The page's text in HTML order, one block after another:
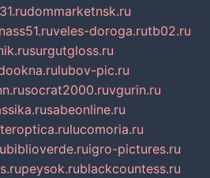
dommarketnsk.ru
veles-doroga.rutb02.ru
surgutgloss.ru
lubov-pic.ru
socrat2000.ruvgurin.ru
sabeonline.ru
lucomoria.ru
biblioverde.ruigro-pictures.ru
peysok.rublackcountess.ru